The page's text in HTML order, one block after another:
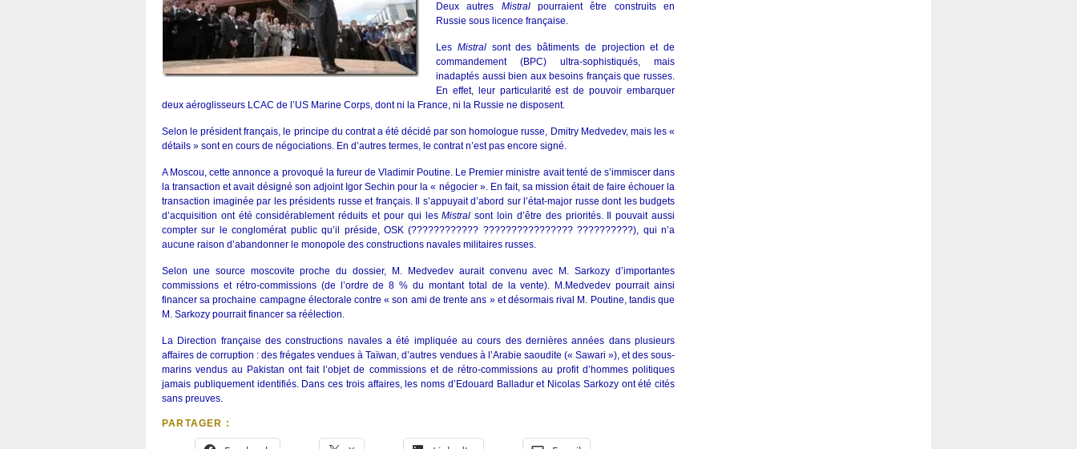
Deux autres Mistralpourraient être construits en
Russie sous licence française.
Les Mistralsont des bâtiments de projection et de
commandement (BPC) ultra-sophistiqués, mais
inadaptés aussi bien aux besoins français que russes.
En effet, leur particularité est de pouvoir embarquer
deux aéroglisseurs LCAC de l’US Marine Corps, dont ni la France, ni la Russie ne disposent.
Selon le président français, le principe du contrat a été décidé par son homologue russe, Dmitry Medvedev, mais les «
détails » sont en cours de négociations. En d’autres termes, le contrat n’est pas encore signé.
A Moscou, cette annonce a provoqué la fureur de Vladimir Poutine. Le Premier ministre avait tenté de s’immiscer dans
la transaction et avait désigné son adjoint Igor Sechin pour la « négocier ». En fait, sa mission était de faire échouer la
transaction imaginée par les présidents russe et français. Il s’appuyait d’abord sur l’état-major russe dont les budgets
d’acquisition ont été considérablement réduits et pour qui lesMistral sont loin d’être des priorités. Il pouvait aussi
compter sur le conglomérat public qu’il préside, OSK (???????????? ???????????????? ??????????), qui n’a
aucune raison d’abandonner le monopole des constructions navales militaires russes.
Selon une source moscovite proche du dossier, M. Medvedev aurait convenu avec M. Sarkozy d’importantes
commissions et rétro-commissions (de l’ordre de 8 % du montant total de la vente). M.Medvedev pourrait ainsi
financer sa prochaine campagne électorale contre « son ami de trente ans » et désormais rival M. Poutine, tandis que
M. Sarkozy pourrait financer sa réélection.
La Direction française des constructions navales a été impliquée au cours des dernières années dans plusieurs
affaires de corruption : des frégates vendues à Taïwan, d’autres vendues à l’Arabie saoudite (« Sawari »), et des sous-
marins vendus au Pakistan ont fait l’objet de commissions et de rétro-commissions au profit d’hommes politiques
jamais publiquement identifiés. Dans ces trois affaires, les noms d’Edouard Balladur et Nicolas Sarkozy ont été cités
sans preuves.
PARTAGER :